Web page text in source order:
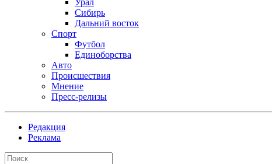
Урал
Сибирь
Дальний восток
Спорт
Футбол
Единоборства
Авто
Происшествия
Мнение
Пресс-релизы
Редакция
Реклама